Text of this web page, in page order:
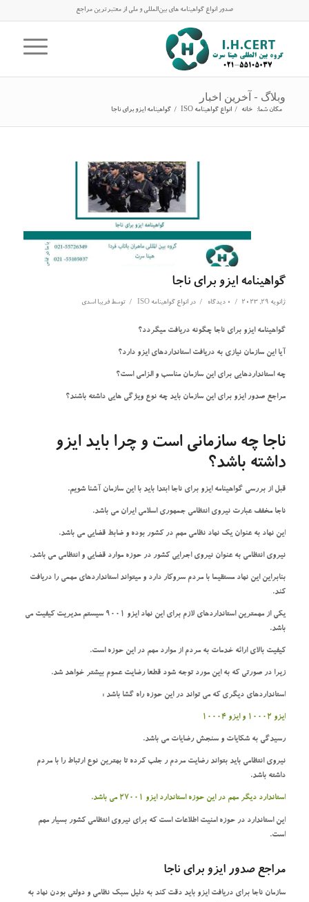
صدور انواع گواهینامه های بین‌المللی و ملی از معتبرترین مراجع
وبلاگ - آخرین اخبار
مکان شما: خانه / انواع گواهینامه ISO / گواهینامه ایزو برای ناجا
گواهینامه ایزو برای ناجا
ژانویه 29, 2023 / 0 دیدگاه / در انواع گواهینامه ISO / توسط فریبا اسدی
گواهینامه ایزو برای ناجا چگونه دریافت میگردد؟
آیا این سازمان نیازی به دریافت استانداردهای ایزو دارد؟
چه استانداردهایی برای این سازمان مناسب و الزامی است؟
مراجع صدور ایزو برای این سازمان باید چه نوع ویژگی هایی داشته باشند؟
ناجا چه سازمانی است و چرا باید ایزو
داشته باشد؟
قبل از بررسی گواهینامه ایزو برای ناجا ابتدا باید با این سازمان آشنا شویم.
ناجا مخفف عبارت نیروی انتظامی جمهوری اسلامی ایران می باشد.
این نهاد به عنوان یک نهاد نظامی مهم در کشور بوده و ضابط قضایی می باشد.
نیروی انتظامی به عنوان نیروی اجرایی کشور در حوزه موارد قضایی و انتظامی می باشد.
بنابراین این نهاد مستقیما با مردم سروکار دارد و میتواند استانداردهای مهمی را دریافت
کند.
یکی از مهمترین استانداردهای لازم برای این نهاد ایزو 9001 سیستم مدیریت کیفیت می
باشد.
کیفیت بالای ارائه خدمات به مردم از موارد مهم در این حوزه است.
زیرا در صورتی که به این مورد توجه شود قطعا رضایت عموم بیشتر خواهد شد.
استانداردهای دیگری که می تواند در این حوزه راه گشا باشد :
ایزو 10002 و ایزو 10004
رسیدگی به شکایات و سنجش رضایات می باشد.
نیروی انتظامی باید بتواند رضایت مردم ر جلب کرده تا بهترین نوع ارتباط را با مردم
داشته باشد.
استاندارد دیگر مهم در این حوزه استاندارد ایزو 27001 می باشد.
این استاندارد در حوزه امنیت اطلاعات است که برای نیروی انتظامی کشور بسیار مهم
است.
مراجع صدور ایزو برای ناجا
سازمان ناجا برای دریافت ایزو باید دقت کند به دلیل سبک نظامی و دولتی بودن نهاد به